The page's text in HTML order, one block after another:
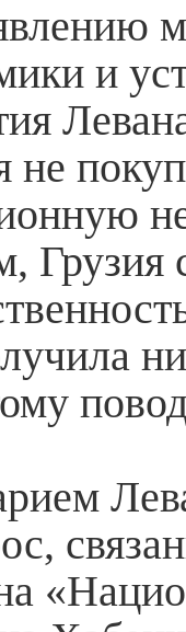
и
не
Грузия